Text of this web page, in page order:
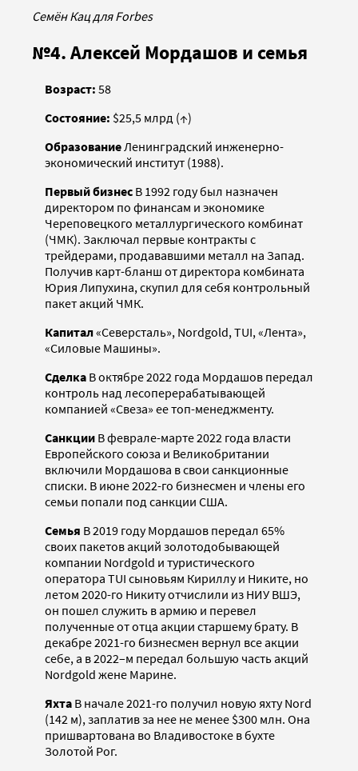
Семён Кац для Forbes
№4. Алексей Мордашов и семья
Возраст: 58
Состояние: $25,5 млрд (↑)
ОбразованиеЛенинградский инженерно-
экономический институт (1988).
Первый бизнес В 1992 году был назначен
директором по финансам и экономике
Череповецкого металлургического комбинат
(ЧМК). Заключал первые контракты с
трейдерами, продававшими металл на Запад.
Получив карт-бланш от директора комбината
Юрия Липухина, скупил для себя контрольный
пакет акций ЧМК.
Капитал«Северсталь», Nordgold, TUI, «Лента»,
«Силовые Машины».
Сделка В октябре 2022 года Мордашов передал
контроль над лесоперерабатывающей
компанией «Свеза» ее топ-менеджменту.
Санкции В феврале-марте 2022 года власти
Европейского союза и Великобритании
включили Мордашова в свои санкционные
списки. В июне 2022-го бизнесмен и члены его
семьи попали под санкции США.
Семья В 2019 году Мордашов передал 65%
своих пакетов акций золотодобывающей
компании Nordgold и туристического
оператора TUI сыновьям Кириллу и Никите, но
летом 2020-го Никиту отчислили из НИУ ВШЭ,
он пошел служить в армию и перевел
полученные от отца акции старшему брату. В
декабре 2021-го бизнесмен вернул все акции
себе, а в 2022–м передал большую часть акций
Nordgold жене Марине.
Яхта В начале 2021-го получил новую яхту Nord
(142 м), заплатив за нее не менее $300 млн. Она
пришвартована во Владивостоке в бухте
Золотой Рог.